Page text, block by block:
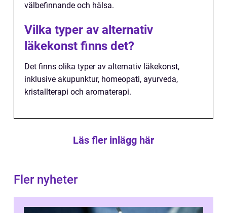
välbefinnande och hälsa.
Vilka typer av alternativ
läkekonst finns det?
Det finns olika typer av alternativ läkekonst,
inklusive akupunktur, homeopati, ayurveda,
kristallterapi och aromaterapi.
Läs fler inlägg här
Fler nyheter